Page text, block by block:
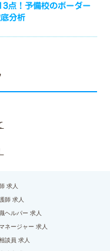
点！予備校のボーダー
分析
求人
師 求人
ヘルパー 求人
ネージャー 求人
談員 求人